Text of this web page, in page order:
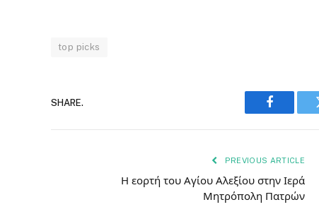
top picks
SHARE.
Facebook
PREVIOUS ARTICLE
Η εορτή του Αγίου Αλεξίου στην Ιερά
Μητρόπολη Πατρών